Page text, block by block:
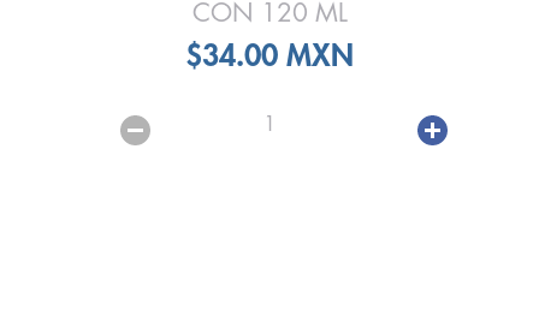
CON 120 ML
$34.00 MXN
1